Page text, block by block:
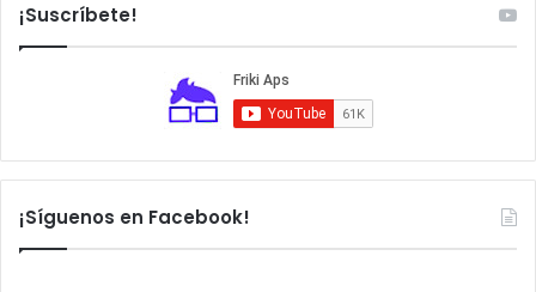
¡Suscríbete!
¡Síguenos en Facebook!